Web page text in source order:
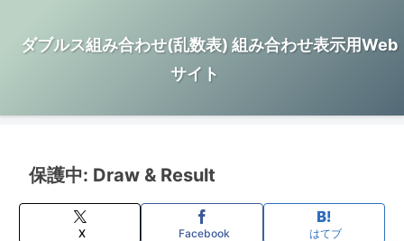
ダブルス組み合わせ(乱数表) 組み合わせ表示用Web
サイト
保護中: Draw & Result
X Facebook はてブ